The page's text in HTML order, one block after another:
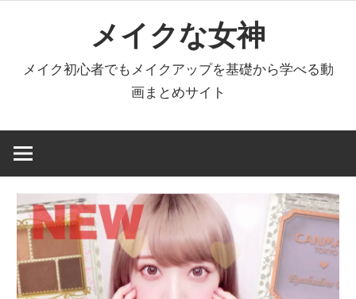
へ
キ
メイクな女神
メイク初心者でもメイクアップを基礎から学べる動
画まとめサイト